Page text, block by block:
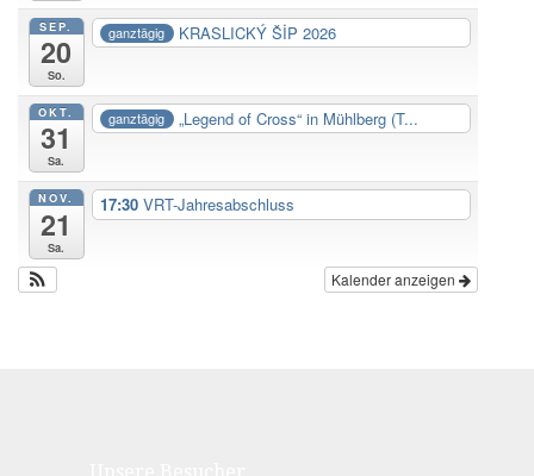
SEP.
20
So.
ganztägig KRASLICKÝ ŠİP 2026
OKT.
31
Sa.
ganztägig „Legend of Cross“ in Mühlberg (T...
NOV.
21
Sa.
17:30 VRT-Jahresabschluss
Kalender anzeigen